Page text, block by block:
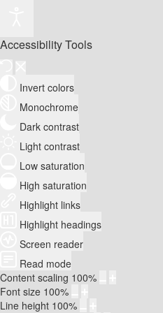
Accessibility Tools
Invert colors
Monochrome
Dark contrast
Light contrast
Low saturation
High saturation
Highlight links
Highlight headings
Screen reader
Read mode
Content scaling 100%
Font size 100%
Line height 100%